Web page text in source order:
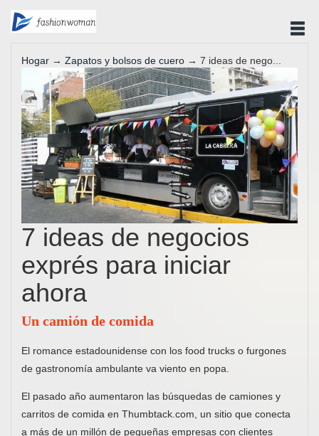
Hogar → Zapatos y bolsos de cuero → 7 ideas de nego...
7 ideas de negocios
exprés para iniciar
ahora
Un camión de comida
El romance estadounidense con los food trucks o furgones
de gastronomía ambulante va viento en popa.
El pasado año aumentaron las búsquedas de camiones y
carritos de comida en Thumbtack.com, un sitio que conecta
a más de un millón de pequeñas empresas con clientes